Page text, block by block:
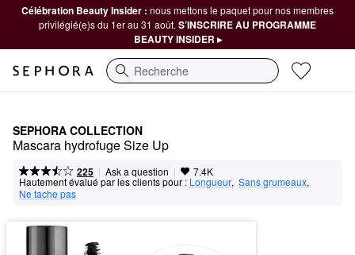
Célébration Beauty Insider : nous mettons le paquet pour nos membres
privilégié(e)s du 1er au 31 août. S’INSCRIRE AU PROGRAMME
BEAUTY INSIDER ▸
Recherche
SEPHORA COLLECTION
Mascara hydrofuge Size Up
225 | Ask a question | 7.4K
Hautement évalué par les clients pour : Longueur, Sans grumeaux,
Ne tache pas